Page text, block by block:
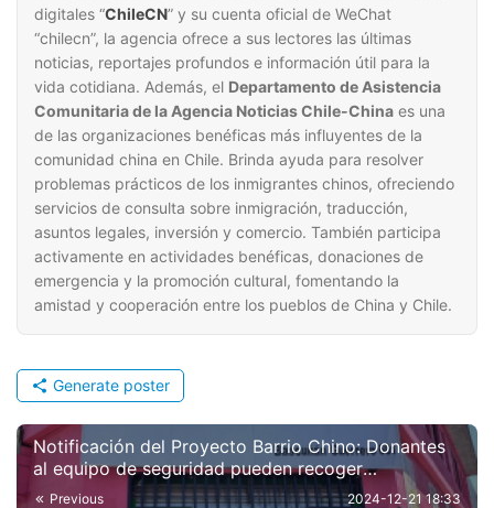
digitales “ChileCN” y su cuenta oficial de WeChat
“chilecn”, la agencia ofrece a sus lectores las últimas
noticias, reportajes profundos e información útil para la
vida cotidiana. Además, el Departamento de Asistencia
Comunitaria de la Agencia Noticias Chile-China es una
de las organizaciones benéficas más influyentes de la
comunidad china en Chile. Brinda ayuda para resolver
problemas prácticos de los inmigrantes chinos, ofreciendo
servicios de consulta sobre inmigración, traducción,
asuntos legales, inversión y comercio. También participa
activamente en actividades benéficas, donaciones de
emergencia y la promoción cultural, fomentando la
amistad y cooperación entre los pueblos de China y Chile.
Generate poster
Notificación del Proyecto Barrio Chino: Donantes
al equipo de seguridad pueden recoger
calendarios en la oficina de asistencia comunitaria
Previous 2024-12-21 18:33